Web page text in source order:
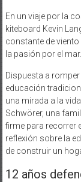
En un viaje por la
kiteboard Kevin
constante de
la pasión por el mar.
Dispuesta a
educación
una mirada a la
Schwörer, una
firme para recorrer
reflexión sobre la
de construir un
12 años